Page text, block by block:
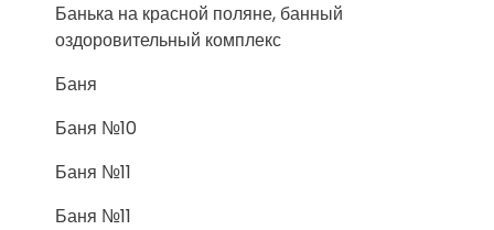
Банька на красной поляне, банный
оздоровительный комплекс
Баня
Баня №10
Баня №11
Баня №11